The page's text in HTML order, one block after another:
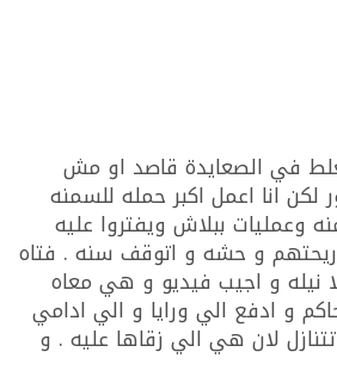
في الصعايدة قاصد او مش
3 شهور لكن انا اعمل اكبر حمله للسمنه
وعمليات ببلاش ويفتروا عليه
ريحتهم و حشه و اتوقف سنه . فتاه
نيله و اجيب فيديو و هي معاه
و ادفع الي ورايا و الي ادامي
لان هي الي زقاها عليه . و